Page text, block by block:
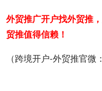
外贸推广开户找外贸推，
贸推值得信赖！
（跨境开户-外贸推官微：